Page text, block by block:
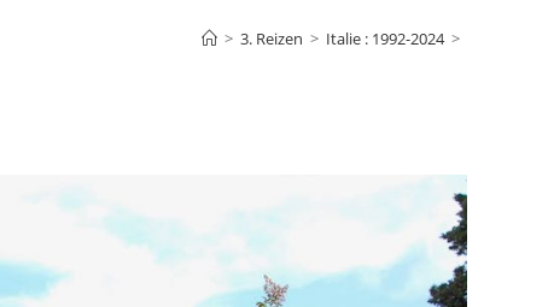
> 3. Reizen > Italie : 1992-2024 >